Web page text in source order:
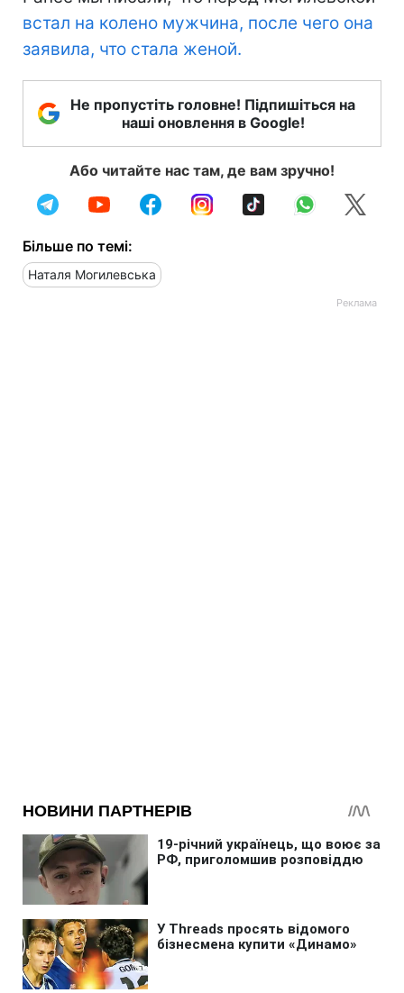
встал на колено мужчина, после чего она
заявила, что стала женой.
Не пропустіть головне! Підпишіться на
наші оновлення в Google!
Або читайте нас там, де вам зручно!
Більше по темі:
Наталя Могилевська